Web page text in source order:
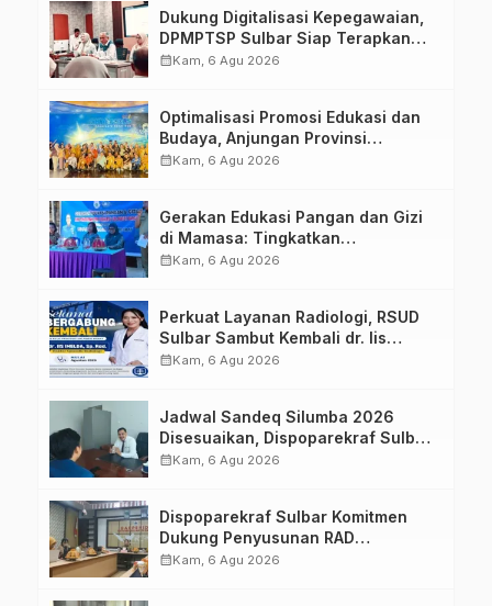
Dukung Digitalisasi Kepegawaian,
DPMPTSP Sulbar Siap Terapkan
Aplikasi FLEKSI ASN
calendar_monthKam, 6 Agu 2026
Optimalisasi Promosi Edukasi dan
Budaya, Anjungan Provinsi
Sulawesi Barat Perkuat Kolaborasi
calendar_monthKam, 6 Agu 2026
Gerakan Edukasi Pangan dan Gizi
di Mamasa: Tingkatkan
Pengetahuan dan Keterampilan
calendar_monthKam, 6 Agu 2026
Perkuat Layanan Radiologi, RSUD
Sulbar Sambut Kembali dr. Iis
Imelda, Sp.Rad
calendar_monthKam, 6 Agu 2026
Jadwal Sandeq Silumba 2026
Disesuaikan, Dispoparekraf Sulbar
Pastikan Persiapan Tetap
calendar_monthKam, 6 Agu 2026
Dispoparekraf Sulbar Komitmen
Dukung Penyusunan RAD
TPB/SDGs Sulawesi Barat
calendar_monthKam, 6 Agu 2026